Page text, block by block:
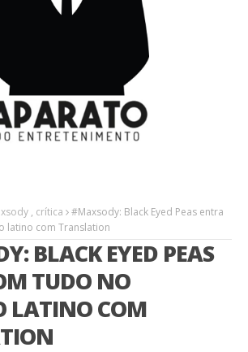
, crítica
#Maxsody: Black Eyed Peas entra
latino com Translation
BLACK EYED PEAS
TUDO NO
LATINO COM